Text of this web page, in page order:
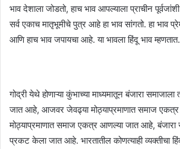
भाव देशाला जोडतो, हाच भाव आपल्याला प्राचीन
सर्व एकाच मातृभूमीचे पुत्र आहे हा भाव सांगतो. हा भाव
आणि हाच भाव जपायचा आहे. या भावला हिंदू भाव म्हणतात.
गोद्री येथे होणाऱ्या कुंभाच्या माध्यमातून बंजारा
जात आहे, आजवर जेवढ्या मोठ्याप्रमाणात समाज एकत्र
मोठ्याप्रमाणात समाज एकत्र आणल्या जात आहे, बंजारा
प्रकट केला जात आहे. भारतातील कोणत्याही व्यक्तीचा